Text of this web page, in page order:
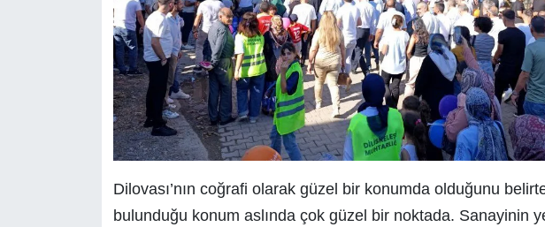
Dilovası’nın coğrafi olarak güzel bir konumda olduğunu
bulunduğu konum aslında çok güzel bir noktada. Sanayinin